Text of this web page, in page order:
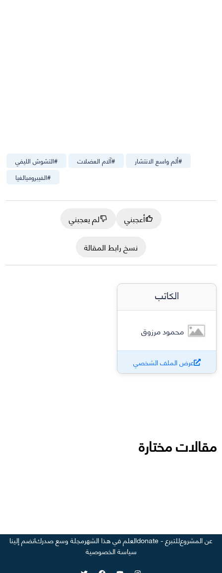
#التشوش الليفي #آلام العضلات #ألم واسع الانتشار
#الفيبروميالغيا
أعجبني
لم يعجبني
نسخ رابط المقالة
الكاتب
محمود مرزوق
عرض الملف الشخصي
مقالات مختارة
عن المشروعللتبرع - donate العلم في هذا الشهرمجلة وسع صدركانضم إلينا
سياسة الخصوصية